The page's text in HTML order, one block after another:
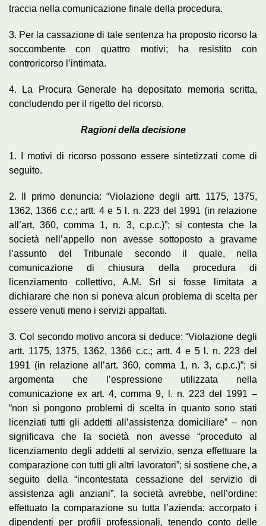
traccia nella comunicazione finale della procedura.
3. Per la cassazione di tale sentenza ha proposto ricorso la
soccombente con quattro motivi; ha resistito con
controricorso l’intimata.
4. La Procura Generale ha depositato memoria scritta,
concludendo per il rigetto del ricorso.
Ragioni della decisione
1. I motivi di ricorso possono essere sintetizzati come di
seguito.
2. Il primo denuncia: “Violazione degli artt. 1175, 1375,
1362, 1366 c.c.; artt. 4 e 5 l. n. 223 del 1991 (in relazione
all’art. 360, comma 1, n. 3, c.p.c.)”; si contesta che la
società nell’appello non avesse sottoposto a gravame
l’assunto del Tribunale secondo il quale, nella
comunicazione di chiusura della procedura di
licenziamento collettivo, A.M. Srl si fosse limitata a
dichiarare che non si poneva alcun problema di scelta per
essere venuti meno i servizi appaltati.
3. Col secondo motivo ancora si deduce: “Violazione degli
artt. 1175, 1375, 1362, 1366 c.c.; artt. 4 e 5 l. n. 223 del
1991 (in relazione all’art. 360, comma 1, n. 3, c.p.c.)”; si
argomenta che l’espressione utilizzata nella
comunicazione ex art. 4, comma 9, l. n. 223 del 1991 –
“non si pongono problemi di scelta in quanto sono stati
licenziati tutti gli addetti all’assistenza domiciliare” – non
significava che la società non avesse “proceduto al
licenziamento degli addetti al servizio, senza effettuare la
comparazione con tutti gli altri lavoratori”; si sostiene che, a
seguito della “incontestata cessazione del servizio di
assistenza agli anziani”, la società avrebbe, nell’ordine:
effettuato la comparazione su tutta l’azienda; accorpato i
dipendenti per profili professionali, tenendo conto delle